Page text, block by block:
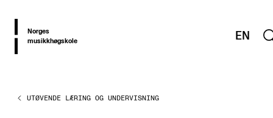
hjemNorges
musikkhøgskole
EN
OM PRAXIS
UTØVENDE LÆRING OG UNDERVISNING